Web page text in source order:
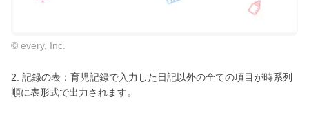
© every, Inc.
2. 記録の表：育児記録で入力した日記以外の全ての項目が時系列
順に表形式で出力されます。